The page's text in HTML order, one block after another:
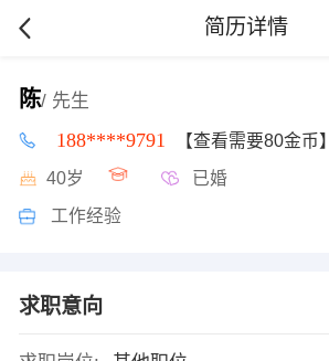
简历详情
陈/ 先生
188****9791 【查看需要80金币】
40岁 已婚
工作经验
求职意向